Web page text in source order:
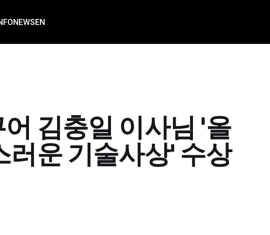
NEWSEN
김충일 이사님 '올
러운 기술사상' 수상